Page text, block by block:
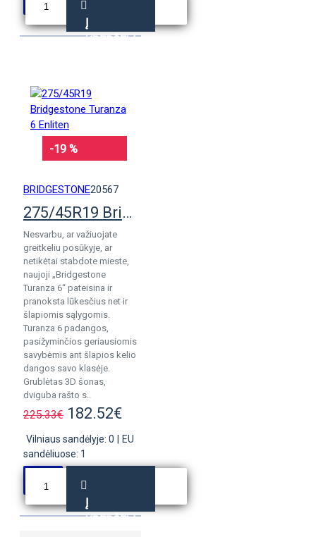
Į
KREPŠELĮ
-19 %
BRIDGESTONE20567
275/45R19 Bridgestone Turanza 6 Enliten
Nesvarbu, ar važiuojate
greitkeliu posūkyje, ar
netikėtai stabdote mieste,
naujoji „Bridgestone
Turanza 6“ pateisina ir
pranoksta lūkesčius net ir
šlapiomis sąlygomis.
Turanza 6 padangos,
pasižyminčios geriausiomis
savybėmis ant šlapios kelio
dangos savo klasėje.
Grublėtas 3D šonas,
dviguba rašto s..
225.33€ 182.52€
Vilniaus sandėlyje: 0
EU
sandėliuose: 1
Į
KREPŠELĮ